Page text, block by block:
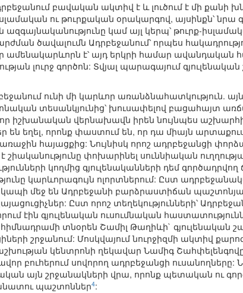
բավական ակտիվ է և լուծում է մի քանի
ու թուրքական օրակարգով, այսինքն՝ նրա
կամ այլ կերպ՝ թուրք-
ծավալումն Ադրբեջանում՝ որպես
ամենակարևորն է՝ այդ երկրի համար ավանդական
լուրջ գործոն: Տվյալ պարագայում
ունի մի կարևոր առանձնահատկություն.
տեսանկյունից՝ խուսափելով բացահայտ
իշխանական վերնախավն իրեն նույնպես
են եղել, որոնք փաստում են, որ դա միայն
հայացքից: Նույնիսկ որոշ ադրբեջանցի
շիականությունը փոխարինել սուննիական
կողմից գյուլենականների դեմ գործադրվող
կարևորագույն ոլորտներում: Ըստ
մեջ են Ադրբեջանի բարձրաստիճան
Ըստ որոշ տեղեկությունների՝
էին գյուլենական ուսումնական
տնօրեն Շամիլ Թաղիևի` գյուլենական
շրջանում: Մոսկվայում նուրջիզմի ակտիվ
կենտրոնի ղեկավար Նամիգ
բուհերում սովորող ադրբեջանցի ուսանողները:
այն շրջանակների վրա, որոնք պետական ու
պաշտոններ4: